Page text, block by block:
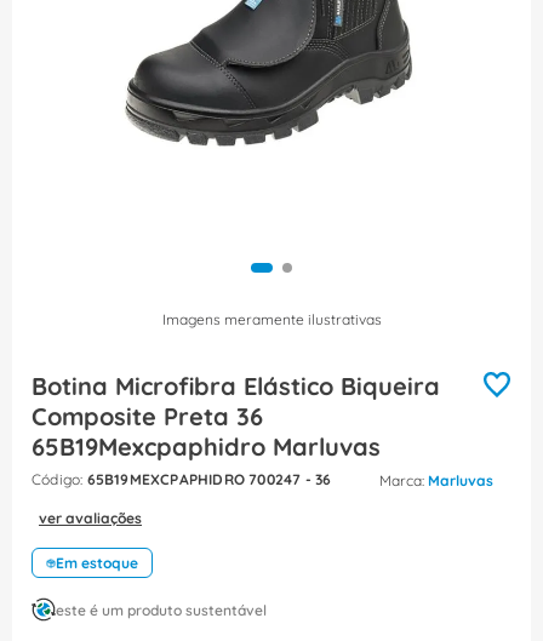
Imagens meramente ilustrativas
Botina Microfibra Elástico Biqueira
Composite Preta 36
65B19Mexcpaphidro Marluvas
: 65B19MEXCPAPHIDRO 700247 - 36 Marluvas
ver avaliações
Em estoque
este é um produto sustentável
fita isolante
caixa passagem
disjuntor motor